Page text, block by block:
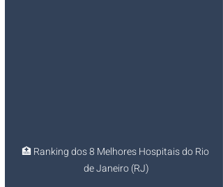
🏥 Ranking dos 8 Melhores Hospitais do Rio
de Janeiro (RJ)